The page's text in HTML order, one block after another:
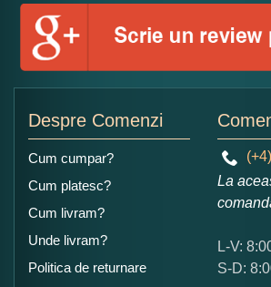
Numele dumneavoastra:
Ce nota acordati acestui produs?
5
Despre Comenzi
Cum cumpar?
Cum platesc?
Cum livram?
Unde livram?
Politica de returnare
La
L-V:
S-D: